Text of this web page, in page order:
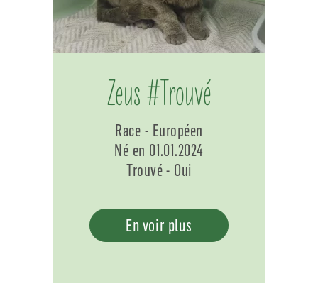
Zeus #Trouvé
Race - Européen
Né en 01.01.2024
Trouvé - Oui
En voir plus